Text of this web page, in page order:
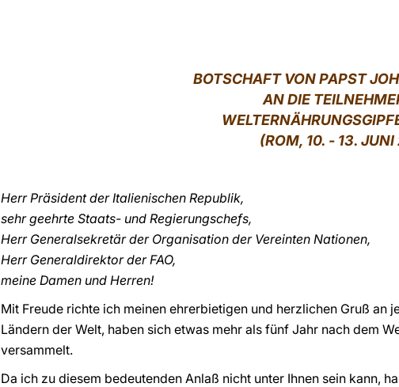
BOTSCHAFT VON PAPST
AN DIE
(ROM, 10. - 13.
Herr Präsident der Italienischen Republik,
sehr geehrte Staats- und Regierungschefs,
Herr Generalsekretär der Organisation der Vereinten Nationen,
Herr Generaldirektor der FAO,
meine Damen und Herren!
Mit Freude richte ich meinen ehrerbietigen und herzlichen Gruß an
Ländern der Welt, haben sich etwas mehr als fünf Jahr nach dem
versammelt.
Da ich zu diesem bedeutenden Anlaß nicht unter Ihnen sein kann,